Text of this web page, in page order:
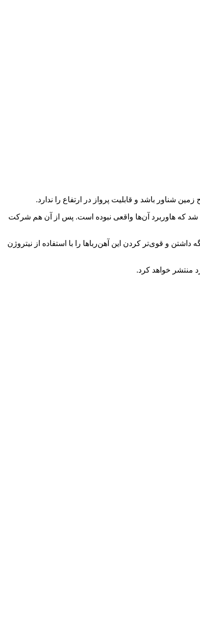
شناور باشد و قابلیت پرواز در ارتفاع را ندارد.
شد که هاوربرد آن‌ها واقعی نبوده است. پس از آن هم شرکت
داشتن و قوی‌تر کردن این آهن‌رباها را با استفاده از نیتروژن
منتشر خواهد کرد.